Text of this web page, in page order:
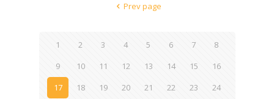
Prev page
1 2 3 4 5 6 7
8
9
10 11 12 13 14 15
16
17
18 19 20 21 22 23
24